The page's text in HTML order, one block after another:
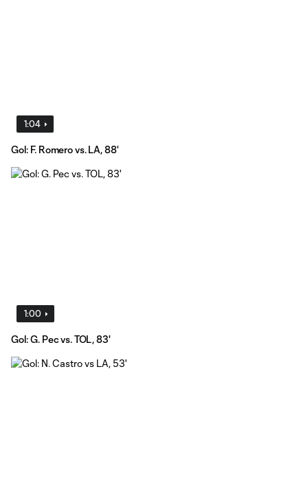
1:04
Gol: F. Romero vs. LA, 88'
1:00
Gol: G. Pec vs. TOL, 83'